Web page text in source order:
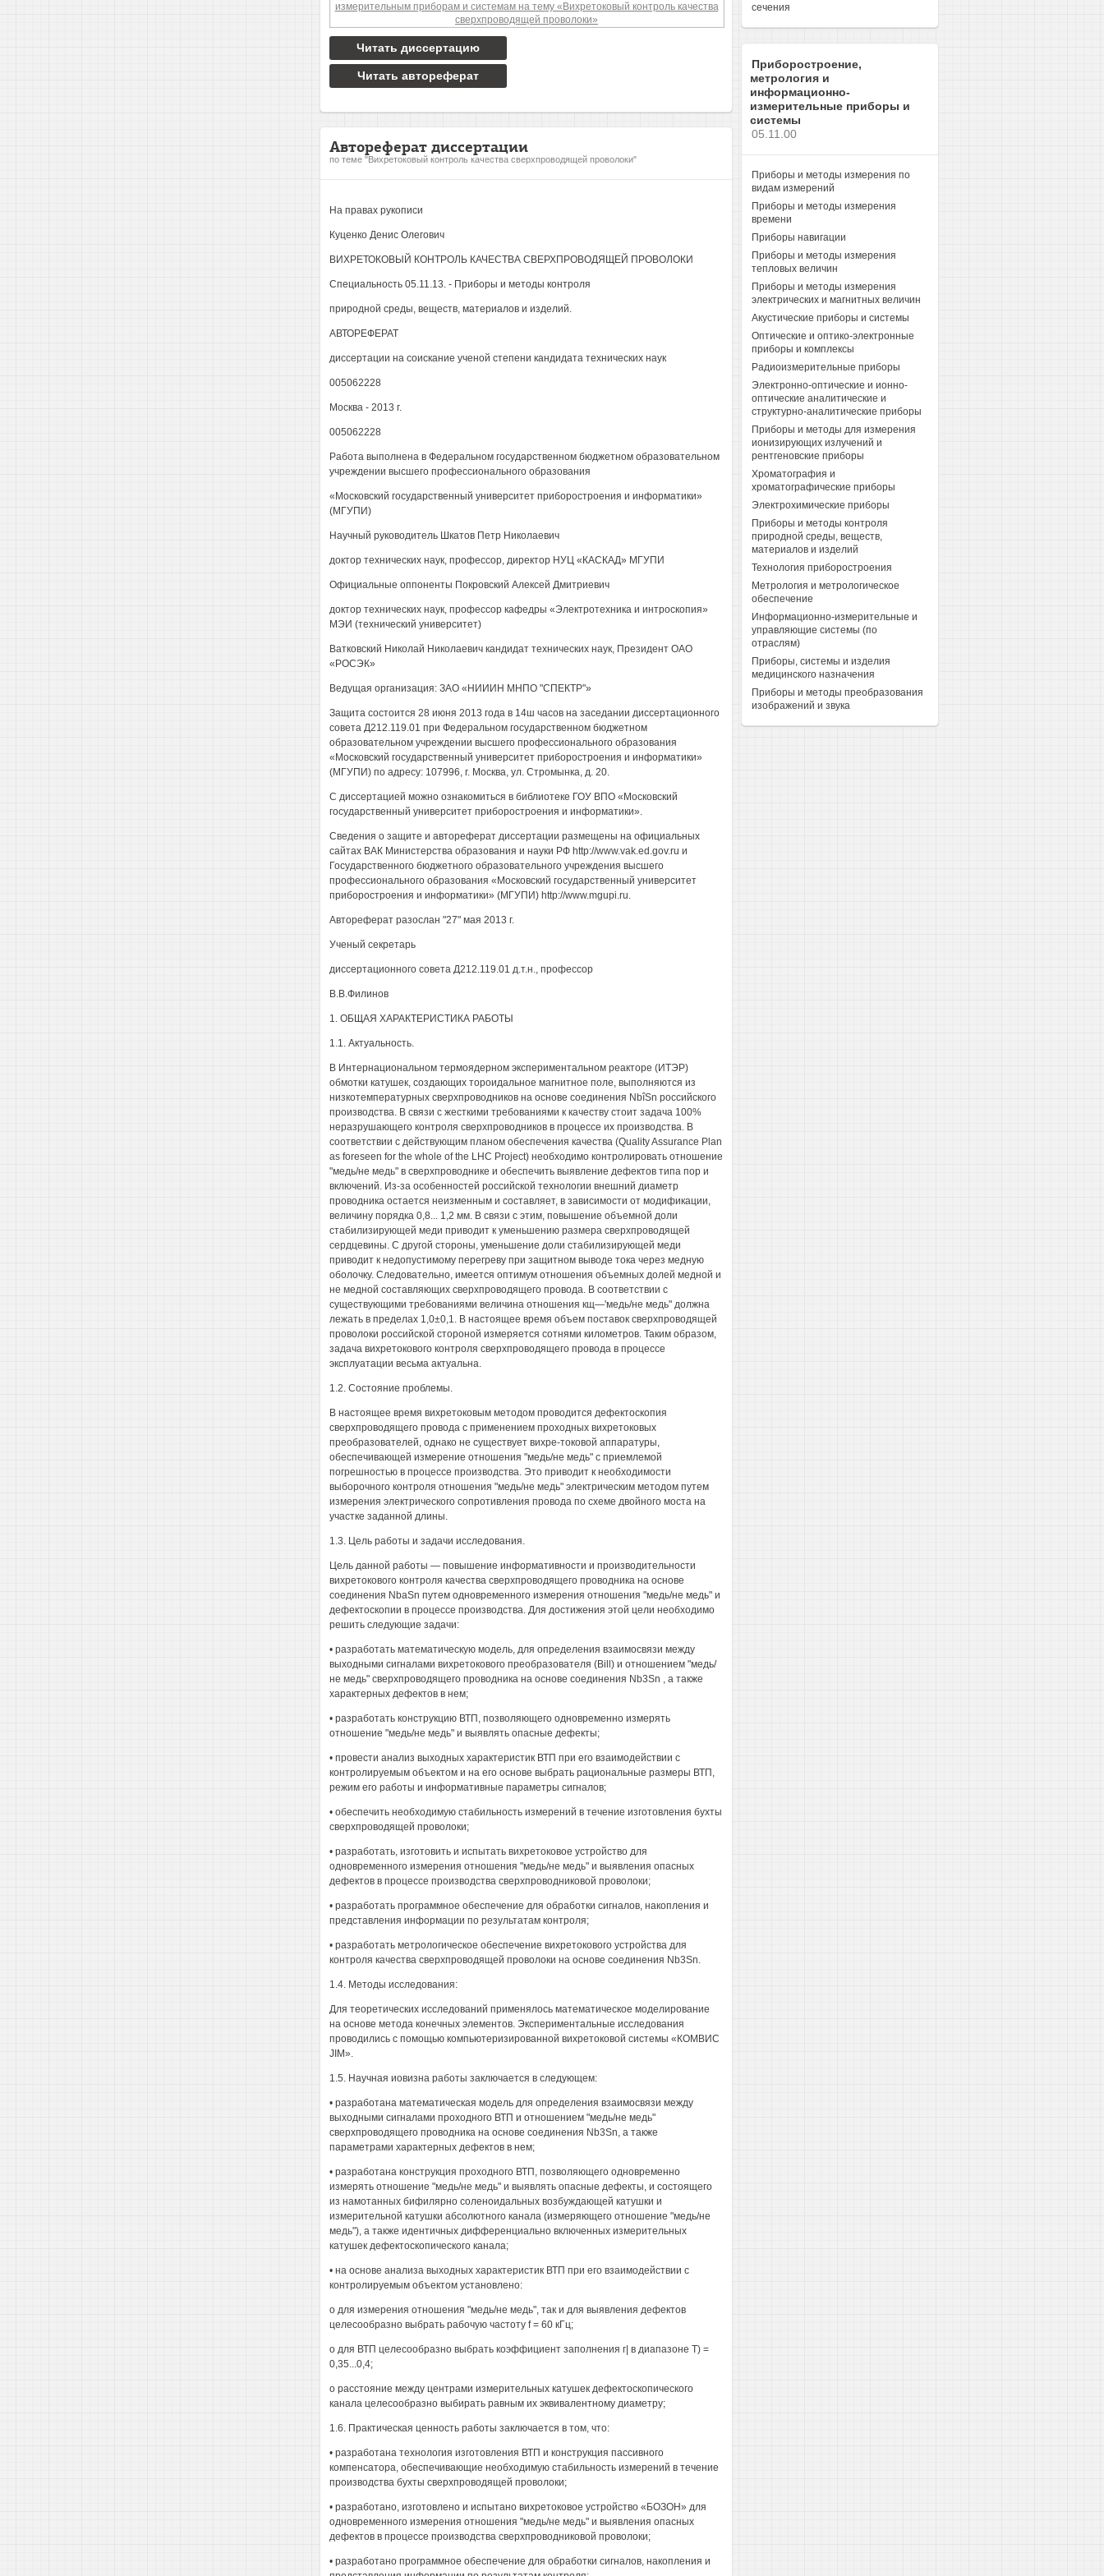
Читать диссертацию
Читать автореферат
Автореферат диссертации
по теме "Вихретоковый контроль качества сверхпроводящей проволоки"
На правах рукописи
Куценко Денис Олегович
ВИХРЕТОКОВЫЙ КОНТРОЛЬ КАЧЕСТВА СВЕРХПРОВОДЯЩЕЙ ПРОВОЛОКИ
Специальность 05.11.13. - Приборы и методы контроля
природной среды, веществ, материалов и изделий.
АВТОРЕФЕРАТ
диссертации на соискание ученой степени кандидата технических наук
005062228
Москва - 2013 г.
005062228
Работа выполнена в Федеральном государственном бюджетном образовательном
учреждении высшего профессионального образования
«Московский государственный университет приборостроения и информатики»
(МГУПИ)
Научный руководитель Шкатов Петр Николаевич
доктор технических наук, профессор, директор НУЦ «КАСКАД» МГУПИ
Официальные оппоненты Покровский Алексей Дмитриевич
доктор технических наук, профессор кафедры «Электротехника и интроскопия»
МЭИ (технический университет)
Ватковский Николай Николаевич кандидат технических наук, Президент ОАО
«РОСЭК»
Ведущая организация: ЗАО «НИИИН МНПО "СПЕКТР"»
Защита состоится 28 июня 2013 года в 14ш часов на заседании диссертационного
совета Д212.119.01 при Федеральном государственном бюджетном
образовательном учреждении высшего профессионального образования
«Московский государственный университет приборостроения и информатики»
(МГУПИ) по адресу: 107996, г. Москва, ул. Стромынка, д. 20.
С диссертацией можно ознакомиться в библиотеке ГОУ ВПО «Московский
государственный университет приборостроения и информатики».
Сведения о защите и автореферат диссертации размещены на официальных
сайтах ВАК Министерства образования и науки РФ http://www.vak.ed.gov.ru и
Государственного бюджетного образовательного учреждения высшего
профессионального образования «Московский государственный университет
приборостроения и информатики» (МГУПИ) http://www.mgupi.ru.
Автореферат разослан "27" мая 2013 г.
Ученый секретарь
диссертационного совета Д212.119.01 д.т.н., профессор
В.В.Филинов
1. ОБЩАЯ ХАРАКТЕРИСТИКА РАБОТЫ
1.1. Актуальность.
В Интернациональном термоядерном экспериментальном реакторе (ИТЭР)
обмотки катушек, создающих тороидальное магнитное поле, выполняются из
низкотемпературных сверхпроводников на основе соединения NbîSn российского
производства. В связи с жесткими требованиями к качеству стоит задача 100%
неразрушающего контроля сверхпроводников в процессе их производства. В
соответствии с действующим планом обеспечения качества (Quality Assurance Plan
as foreseen for the whole of the LHC Project) необходимо контролировать отношение
"медь/не медь" в сверхпроводнике и обеспечить выявление дефектов типа пор и
включений. Из-за особенностей российской технологии внешний диаметр
проводника остается неизменным и составляет, в зависимости от модификации,
величину порядка 0,8... 1,2 мм. В связи с этим, повышение объемной доли
стабилизирующей меди приводит к уменьшению размера сверхпроводящей
сердцевины. С другой стороны, уменьшение доли стабилизирующей меди
приводит к недопустимому перегреву при защитном выводе тока через медную
оболочку. Следовательно, имеется оптимум отношения объемных долей медной и
не медной составляющих сверхпроводящего провода. В соответствии с
существующими требованиями величина отношения кщ—'медь/не медь" должна
лежать в пределах 1,0±0,1. В настоящее время объем поставок сверхпроводящей
проволоки российской стороной измеряется сотнями километров. Таким образом,
задача вихретокового контроля сверхпроводящего провода в процессе
эксплуатации весьма актуальна.
1.2. Состояние проблемы.
В настоящее время вихретоковым методом проводится дефектоскопия
сверхпроводящего провода с применением проходных вихретоковых
преобразователей, однако не существует вихре-токовой аппаратуры,
обеспечивающей измерение отношения "медь/не медь" с приемлемой
погрешностью в процессе производства. Это приводит к необходимости
выборочного контроля отношения "медь/не медь" электрическим методом путем
измерения электрического сопротивления провода по схеме двойного моста на
участке заданной длины.
1.3. Цель работы и задачи исследования.
Цель данной работы — повышение информативности и производительности
вихретокового контроля качества сверхпроводящего проводника на основе
соединения NbaSn путем одновременного измерения отношения "медь/не медь" и
дефектоскопии в процессе производства. Для достижения этой цели необходимо
решить следующие задачи:
• разработать математическую модель, для определения взаимосвязи между
выходными сигналами вихретокового преобразователя (Bill) и отношением "медь/
не медь" сверхпроводящего проводника на основе соединения Nb3Sn , а также
характерных дефектов в нем;
• разработать конструкцию ВТП, позволяющего одновременно измерять
отношение "медь/не медь" и выявлять опасные дефекты;
• провести анализ выходных характеристик ВТП при его взаимодействии с
контролируемым объектом и на его основе выбрать рациональные размеры ВТП,
режим его работы и информативные параметры сигналов;
• обеспечить необходимую стабильность измерений в течение изготовления бухты
сверхпроводящей проволоки;
• разработать, изготовить и испытать вихретоковое устройство для
одновременного измерения отношения "медь/не медь" и выявления опасных
дефектов в процессе производства сверхпроводниковой проволоки;
• разработать программное обеспечение для обработки сигналов, накопления и
представления информации по результатам контроля;
• разработать метрологическое обеспечение вихретокового устройства для
контроля качества сверхпроводящей проволоки на основе соединения Nb3Sn.
1.4. Методы исследования:
Для теоретических исследований применялось математическое моделирование
на основе метода конечных элементов. Экспериментальные исследования
проводились с помощью компьютеризированной вихретоковой системы «КОМВИС
JIM».
1.5. Научная иовизна работы заключается в следующем:
• разработана математическая модель для определения взаимосвязи между
выходными сигналами проходного ВТП и отношением "медь/не медь"
сверхпроводящего проводника на основе соединения Nb3Sn, а также
параметрами характерных дефектов в нем;
• разработана конструкция проходного ВТП, позволяющего одновременно
измерять отношение "медь/не медь" и выявлять опасные дефекты, и состоящего
из намотанных бифилярно соленоидальных возбуждающей катушки и
измерительной катушки абсолютного канала (измеряющего отношение "медь/не
медь"), а также идентичных дифференциально включенных измерительных
катушек дефектоскопического канала;
• на основе анализа выходных характеристик ВТП при его взаимодействии с
контролируемым объектом установлено:
о для измерения отношения "медь/не медь", так и для выявления дефектов
целесообразно выбрать рабочую частоту f = 60 кГц;
о для ВТП целесообразно выбрать коэффициент заполнения г| в диапазоне Т) =
0,35...0,4;
о расстояние между центрами измерительных катушек дефектоскопического
канала целесообразно выбирать равным их эквивалентному диаметру;
1.6. Практическая ценность работы заключается в том, что:
• разработана технология изготовления ВТП и конструкция пассивного
компенсатора, обеспечивающие необходимую стабильность измерений в течение
производства бухты сверхпроводящей проволоки;
• разработано, изготовлено и испытано вихретоковое устройство «БОЗОН» для
одновременного измерения отношения "медь/не медь" и выявления опасных
дефектов в процессе производства сверхпроводниковой проволоки;
• разработано программное обеспечение для обработки сигналов, накопления и
сечения
Приборостроение,
метрология и
информационно-
измерительные приборы и
системы
05.11.00
Приборы и методы измерения по
видам измерений
Приборы и методы измерения
времени
Приборы навигации
Приборы и методы измерения
тепловых величин
Приборы и методы измерения
электрических и магнитных величин
Акустические приборы и системы
Оптические и оптико-электронные
приборы и комплексы
Радиоизмерительные приборы
Электронно-оптические и ионно-
оптические аналитические и
структурно-аналитические приборы
Приборы и методы для измерения
ионизирующих излучений и
рентгеновские приборы
Хроматография и
хроматографические приборы
Электрохимические приборы
Приборы и методы контроля
природной среды, веществ,
материалов и изделий
Технология приборостроения
Метрология и метрологическое
обеспечение
Информационно-измерительные и
управляющие системы (по
отраслям)
Приборы, системы и изделия
медицинского назначения
Приборы и методы преобразования
изображений и звука